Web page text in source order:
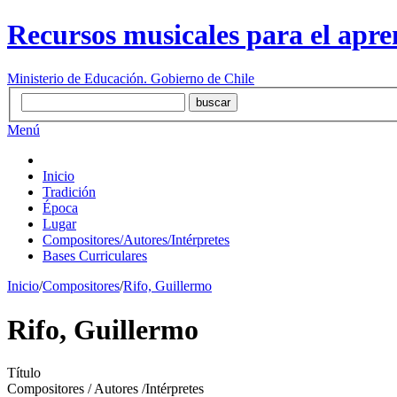
Recursos musicales para el
Ministerio de Educación. Gobierno de Chile
Menú
Inicio
Tradición
Época
Lugar
Compositores/Autores/Intérpretes
Bases Curriculares
Inicio/Compositores/Rifo, Guillermo
Rifo, Guillermo
Título
Compositores / Autores /Intérpretes